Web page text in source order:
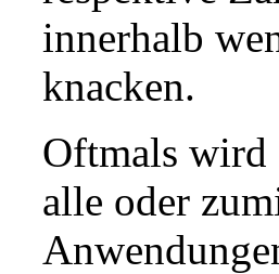
innerhalb
knacken.
Oftmals
alle oder